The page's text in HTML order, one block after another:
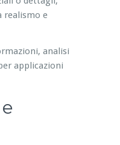
realismo e
analisi
applicazioni